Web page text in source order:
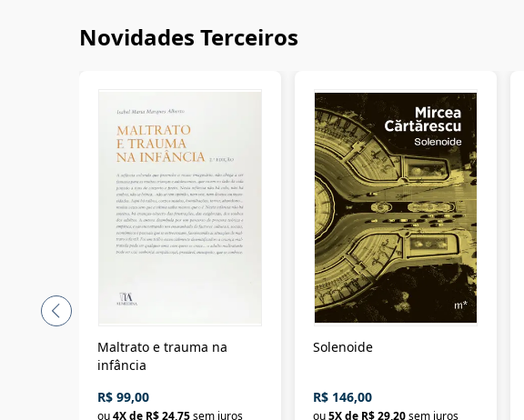
Novidades Terceiros
Maltrato e trauma na
infância
R$ 99,00
ou4X de R$ 24,75sem juros
Solenoide
R$ 146,00
ou5X de R$ 29,20sem juros